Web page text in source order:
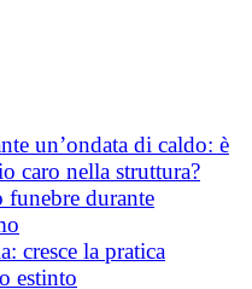
un’ondata di caldo: è
caro nella struttura?
funebre durante
cresce la pratica
estinto